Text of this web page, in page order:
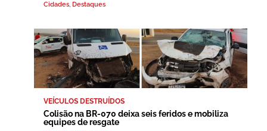
Cidades, Destaques
VEÍCULOS DESTRUÍDOS
Colisão na BR-070 deixa seis feridos e mobiliza
equipes de resgate